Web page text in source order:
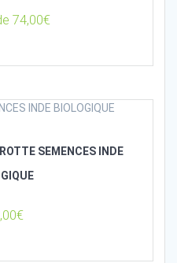
74,00€
SEMENCES INDE
€